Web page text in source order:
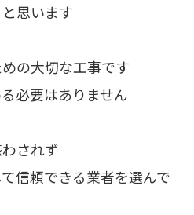
思います
の大切な工事です
必要はありません
されず
信頼できる業者を選んで